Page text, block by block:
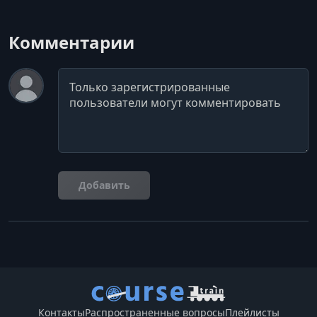
Комментарии
Комментарий
Добавить
КонтактыРаспространенные вопросыПлейлисты